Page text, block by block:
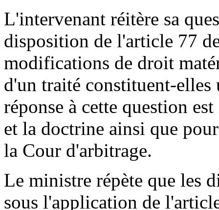
L'intervenant réitère sa
disposition de l'article 77
modifications de droit
d'un traité constituent-elles
réponse à cette question
et la doctrine ainsi que
la Cour d'arbitrage.
Le ministre répète que les
sous l'application de